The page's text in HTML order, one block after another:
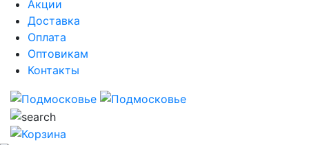
Акции
Доставка
Оплата
Оптовикам
Контакты